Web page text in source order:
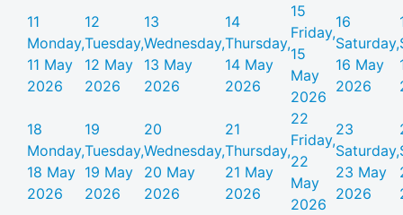
11
Monday,
11 May
2026
12
Tuesday,
12 May
2026
13
Wednesday,
13 May
2026
14
Thursday,
14 May
2026
15
Friday,
15
May
2026
16
Saturday,
16 May
2026
18
Monday,
18 May
2026
19
Tuesday,
19 May
2026
20
Wednesday,
20 May
2026
21
Thursday,
21 May
2026
22
Friday,
22
May
2026
23
Saturday,
23 May
2026